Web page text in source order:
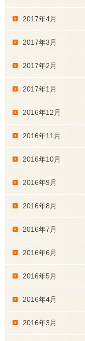
2017年4月
2017年3月
2017年2月
2017年1月
2016年12月
2016年11月
2016年10月
2016年9月
2016年8月
2016年7月
2016年6月
2016年5月
2016年4月
2016年3月